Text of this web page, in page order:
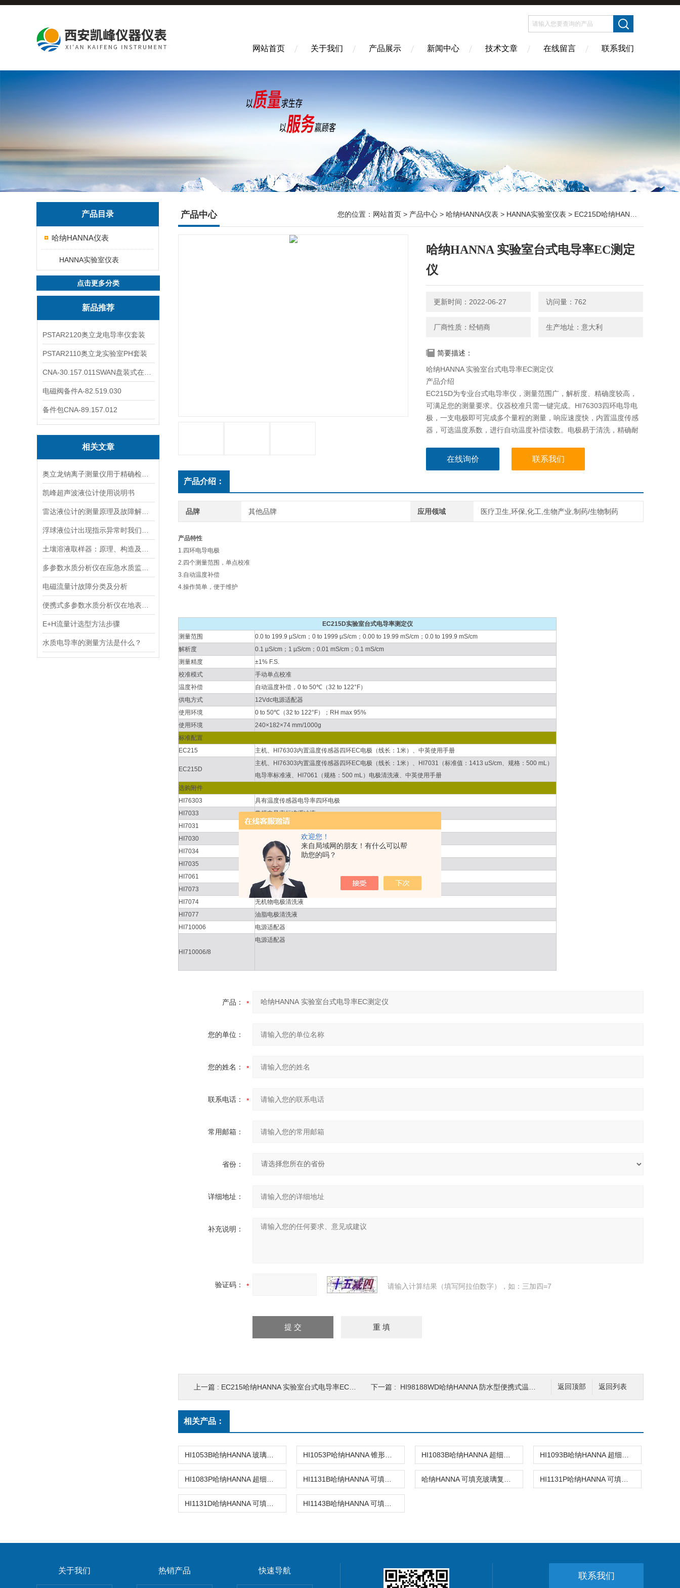
欢迎您！
来自局域网的朋友！有什么可以帮
助您的吗？
网站首页 关于我们 产品展示 新闻中心 技术文章 在线留言 联系我们
产品目录
哈纳HANNA仪表
HANNA实验室仪表
点击更多分类
新品推荐
PSTAR2120奥立龙电导率仪套装
PSTAR2110奥立龙实验室PH套装
电磁阀备件A-82.519.030
备件包CNA-89.157.012
相关文章
凯峰超声波液位计使用说明书
电磁流量计故障分类及分析
E+H流量计选型方法步骤
水质电导率的测量方法是什么？
产品中心 您的位置： 网站首页 > 产品中心 > 哈纳HANNA仪表 > HANNA实验室仪表 > EC215D哈纳HANNA 实验室台式电导率EC测定仪
哈纳HANNA 实验室台式电导率EC测定
仪
更新时间：2022-06-27 访问量：762
厂商性质：经销商 生产地址：意大利
简要描述：
哈纳HANNA 实验室台式电导率EC测定仪
产品介绍
EC215D为专业台式电导率仪，测量范围广，解析度、精确度较高，
可满足您的测量要求。仪器校准只需一键完成。HI76303四环电导电
极，一支电极即可完成多个量程的测量，响应速度快，内置温度传感
器，可选温度系数，进行自动温度补偿读数。电极易于清洗，精确耐
在线询价 联系我们
产品介绍：
品牌 其他品牌 应用领域 医疗卫生,环保,化工,生物产业,制药/生物制药
产品特性
1.四环电导电极
2.四个测量范围，单点校准
3.自动温度补偿
4.操作简单，便于维护
EC215D实验室台式电导率测定仪
测量范围
0.0 to 199.9 µS/cm；0 to 1999 µS/cm；0.00 to 19.99 mS/cm；0.0 to 199.9 mS/cm
解析度
0.1 µS/cm；1 µS/cm；0.01 mS/cm；0.1 mS/cm
测量精度
±1% F.S.
校准模式
手动单点校准
温度补偿
自动温度补偿，0 to 50℃（32 to 122°F）
供电方式
12Vdc电源适配器
使用环境
0 to 50℃（32 to 122°F）；RH max 95%
使用环境
240×182×74 mm/1000g
标准配置
EC215
主机、HI76303内置温度传感器四环EC电极（线长：1米）、中英使用手册
EC215D
主机、HI76303内置温度传感器四环EC电极（线长：1米）、HI7031（标准值：1413 uS/cm、规格：500 mL）
电导率标准液、HI7061（规格：500 mL）电极清洗液、中英使用手册
选购附件
HI76303
具有温度传感器电导率四环电极
HI7033
常规电导率标准缓冲液
HI7031
常规电导率标准缓冲液
HI7030
常规电导率标准缓冲液
HI7034
常规电导率标准缓冲液
HI7035
常规电导率标准缓冲液
HI7061
常规电极清洗液
HI7073
蛋白质电极清洗液
HI7074
无机物电极清洗液
HI7077
油脂电极清洗液
HI710006
电源适配器
HI710006/8
电源适配器
产品：
您的单位：
您的姓名：
联系电话：
常用邮箱：
省份：
详细地址：
补充说明：
验证码： 请输入计算结果（填写阿拉伯数字），如：三加四=7
返回列表
返回顶部
上一篇 : EC215哈纳HANNA 实验室台式电导率EC测定仪 下一篇 : HI98188WD哈纳HANNA 防水型便携式温度测定仪
相关产品：
关于我们 热销产品 快速导航
联系我们